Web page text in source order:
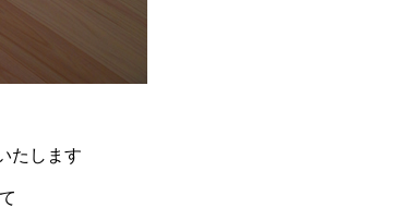
たします